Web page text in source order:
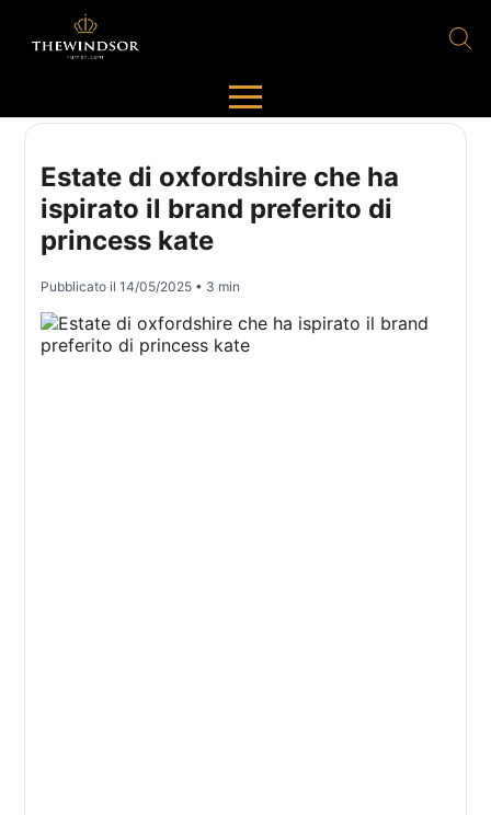
Estate di oxfordshire che ha
ispirato il brand preferito di
princess kate
Pubblicato il14/05/2025 • 3 min